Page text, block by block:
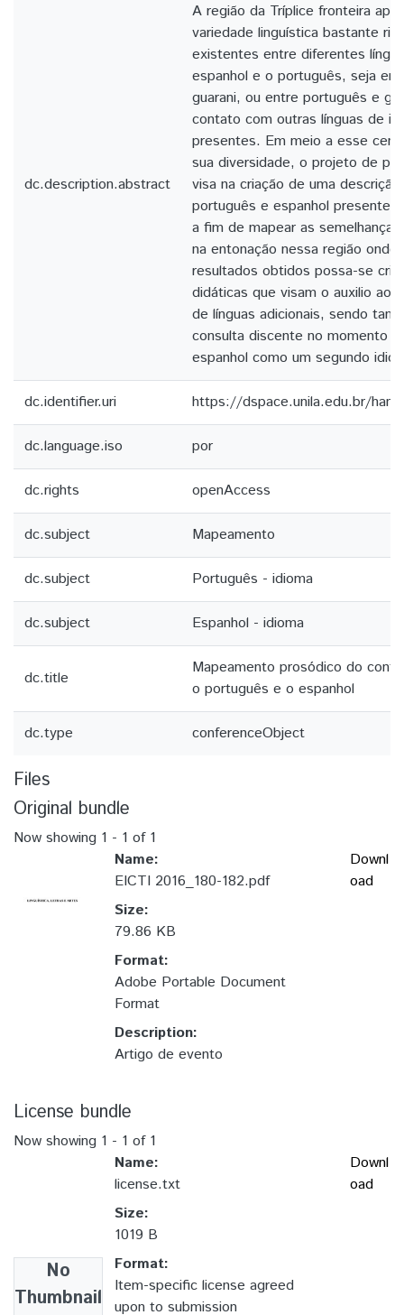
dc.description.abstract
A região da Tríplice fronteira
variedade linguística bastante
existentes entre diferentes
espanhol e o português, seja
guarani, ou entre português e
contato com outras línguas de
presentes. Em meio a esse
sua diversidade, o projeto de
visa na criação de uma
português e espanhol presente
a fim de mapear as
na entonação nessa região
resultados obtidos possa-se
didáticas que visam o auxilio ao
de línguas adicionais, sendo
consulta discente no momento
espanhol como um segundo
dc.identifier.uri https://dspace.unila.edu.br/
dc.language.iso por
dc.rights openAccess
dc.subject Mapeamento
dc.subject Português - idioma
dc.subject Espanhol - idioma
dc.title
Mapeamento prosódico do
o português e o espanhol
dc.type conferenceObject
Files
Original bundle
Now showing 1 - 1 of 1
Name:
EICTI 2016_180-182.pdf
Size:
79.86 KB
Format:
Adobe Portable Document
Format
Description:
Artigo de evento
Downl
oad
License bundle
Now showing 1 - 1 of 1
No
Thumbnail
Name:
license.txt
Size:
1019 B
Format:
Item-specific license agreed
upon to submission
Downl
oad